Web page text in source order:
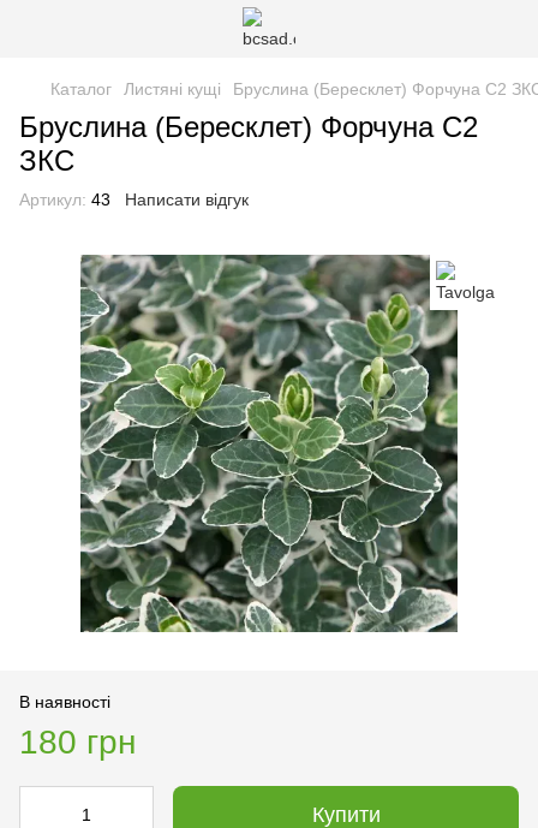
Каталог Листяні кущі Бруслина (Бересклет) Форчуна С2
Бруслина (Бересклет) Форчуна С2
ЗКС
Артикул: 43 Написати відгук
В наявності
180 грн
Купити